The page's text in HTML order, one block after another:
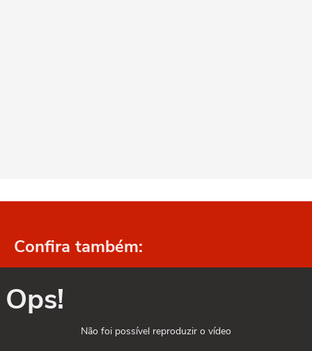
Confira também:
Ops!
Não foi possível reproduzir o vídeo